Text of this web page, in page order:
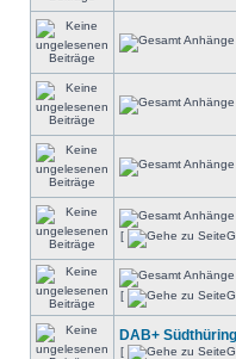
[
[
DAB+
[